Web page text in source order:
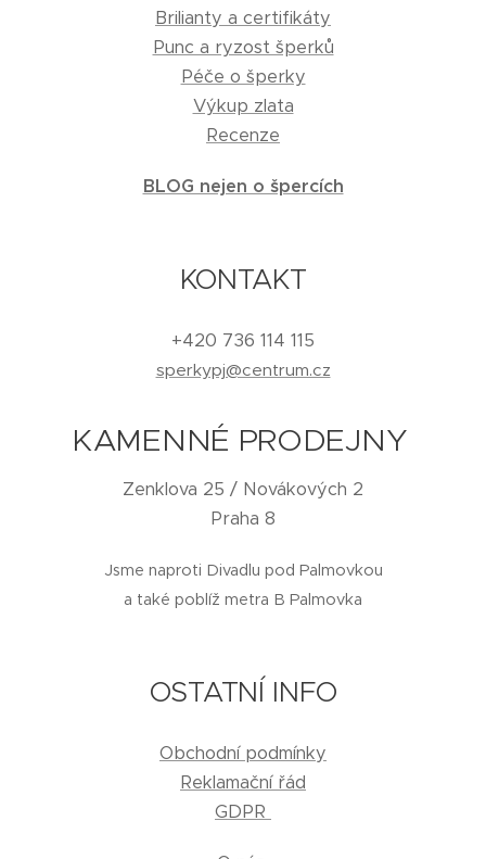
Brilianty a certifikáty
Punc a ryzost šperků
Péče o šperky
Výkup zlata
Recenze
BLOG nejen o špercích
KONTAKT
+420 736 114 115
sperkypj@centrum.cz
KAMENNÉ PRODEJNY
Zenklova 25 / Novákových 2
Praha 8
Jsme naproti Divadlu pod Palmovkou
a také poblíž metra B Palmovka
OSTATNÍ INFO
Obchodní podmínky
Reklamační řád
GDPR